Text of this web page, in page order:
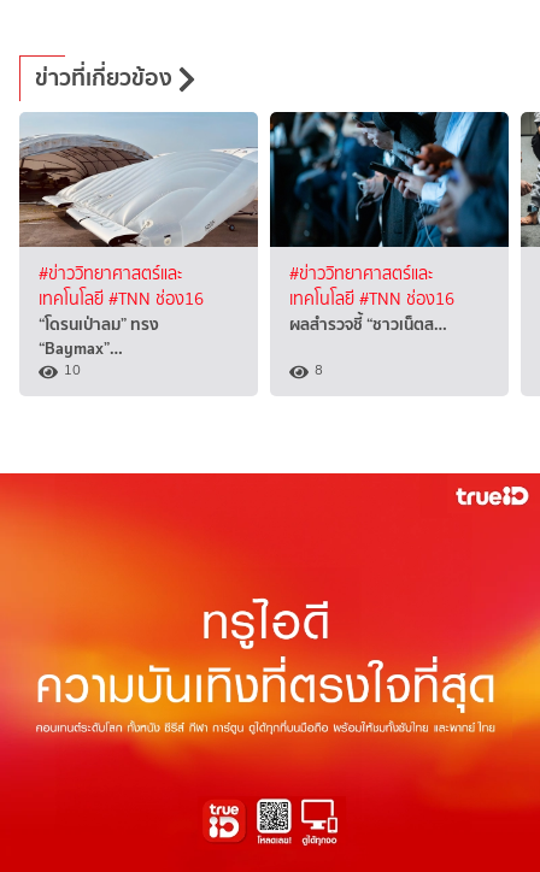
ข่าวที่เกี่ยวข้อง
#ข่าววิทยาศาสตร์และ
เทคโนโลยี#TNN ช่อง16
“โดรนเป่าลม” ทรง
“Baymax”…
10
#ข่าววิทยาศาสตร์และ
เทคโนโลยี#TNN ช่อง16
ผลสำรวจชี้ “ชาวเน็ตส…
8